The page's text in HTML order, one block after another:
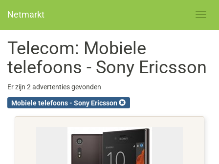
Netmarkt
Telecom: Mobiele
telefoons - Sony Ericsson
Er zijn 2 advertenties gevonden
Mobiele telefoons - Sony Ericsson